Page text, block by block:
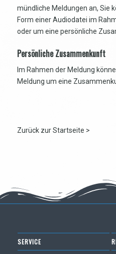
mündliche Meldungen an, Sie
Form einer Audiodatei im
oder um eine persönliche
Persönliche Zusammenkunft
Im Rahmen der Meldung
Meldung um eine
Zurück zur Startseite >
SERVICE